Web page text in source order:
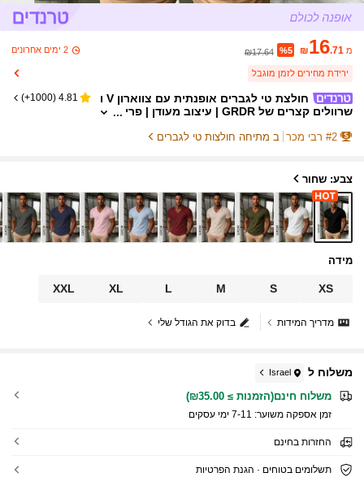
מ ₪16.71
%5
₪17.64 2 ימים אחרונים
ירידת מחירים לזמן מוגבל
חולצת טי לגברים אופנתית עם צווארון V ו
שרוולים קצרים של GRDR | עיצוב מעודן | פרי
ל שלכם
4.81
(
1000+
)
#2 רבי מכר ב מתיחה חולצות טי לגברים
צבע: שחור
מידה
XS
S
M
L
XL
XXL
בדוק את הגודל שלי מדריך המידות
משלוח ל Israel
משלוח חינם(הזמנות ≥ ₪35.00)
זמן אספקה ​​משוער: 7-11 ימי עסקים
החזרות בחינם
תשלומים בטוחים · הגנת הפרטיות